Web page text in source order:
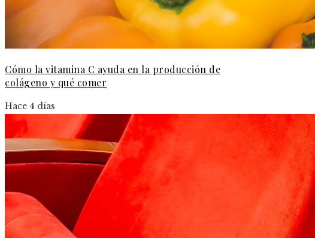
Cómo la vitamina C ayuda en la producción de
colágeno y qué comer
Hace 4 días